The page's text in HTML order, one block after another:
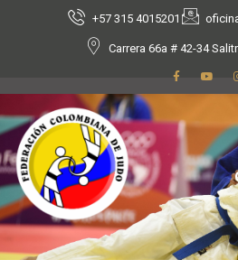
+57 315 4015201
Carrera 66a # 42-34